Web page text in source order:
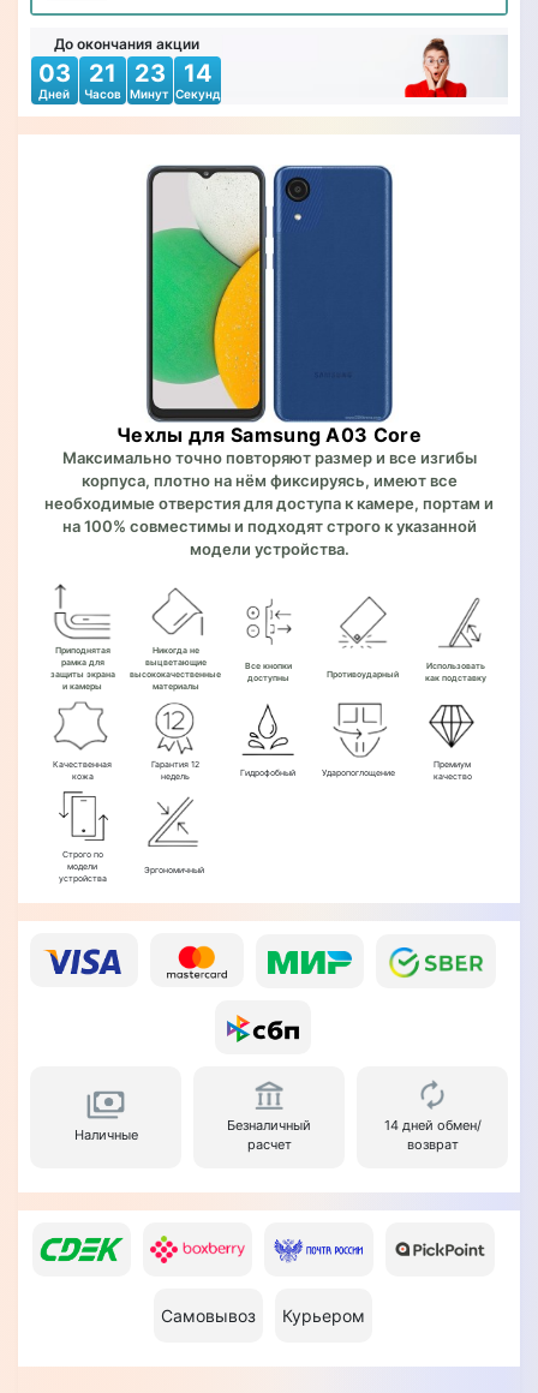
До окончания акции
03
Дней
21
Часов
23
Минут
11
Секунд
Чехлы для Samsung A03 Core
Максимально точно повторяют размер и все изгибы
корпуса, плотно на нём фиксируясь, имеют все
необходимые отверстия для доступа к камере, портам и
на 100% совместимы и подходят строго к указанной
модели устройства.
Приподнятая
рамка для
защиты экрана
и камеры
Никогда не
выцветающие
высококачественные
материалы
Все кнопки
доступны
Противоударный
Использовать
как подставку
Качественная
кожа
Гарантия 12
недель
Гидрофобный Ударопоглощение
Премиум
качество
Строго по
модели
устройства
Эргономичный
Наличные
Безналичный
расчет
14 дней обмен/
возврат
Самовывоз Курьером